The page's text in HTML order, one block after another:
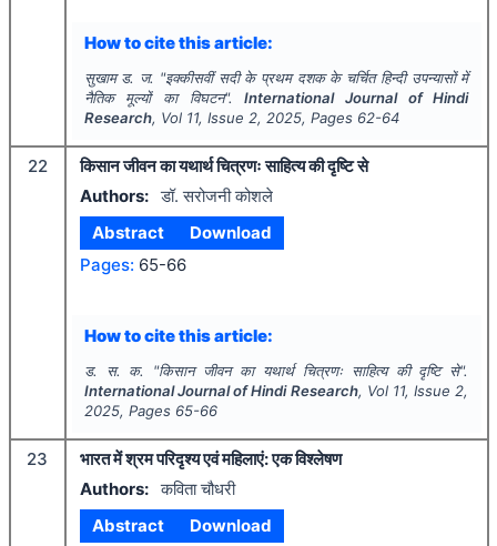
How to cite this article:
सुखाम ड. ज. "इक्कीसवीं सदी के प्रथम दशक के चर्चित हिन्दी उपन्यासों में
नैतिक मूल्यों का विघटन".International Journal of Hindi
Research, Vol 11, Issue 2, 2025, Pages 62-64
22
किसान जीवन का यथार्थ चित्रणः साहित्य की दृष्टि से
Authors: डॉ. सरोजनी कोशले
Abstract
Download
Pages: 65-66
How to cite this article:
ड. स. क. "किसान जीवन का यथार्थ चित्रणः साहित्य की दृष्टि से".
International Journal of Hindi Research, Vol 11, Issue 2,
2025, Pages 65-66
23
भारत में श्रम परिदृश्य एवं महिलाएं: एक विश्लेषण
Authors: कविता चौधरी
Abstract
Download